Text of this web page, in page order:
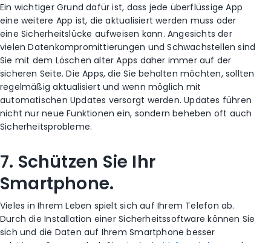
Ein wichtiger Grund dafür ist, dass jede überflüssige App
eine weitere App ist, die aktualisiert werden muss oder
eine Sicherheitslücke aufweisen kann. Angesichts der
vielen Datenkompromittierungen und Schwachstellen sind
Sie mit dem Löschen alter Apps daher immer auf der
sicheren Seite. Die Apps, die Sie behalten möchten, sollten
regelmäßig aktualisiert und wenn möglich mit
automatischen Updates versorgt werden. Updates führen
nicht nur neue Funktionen ein, sondern beheben oft auch
Sicherheitsprobleme.
7. Schützen Sie Ihr
Smartphone.
Vieles in Ihrem Leben spielt sich auf Ihrem Telefon ab.
Durch die Installation einer Sicherheitssoftware können Sie
sich und die Daten auf Ihrem Smartphone besser